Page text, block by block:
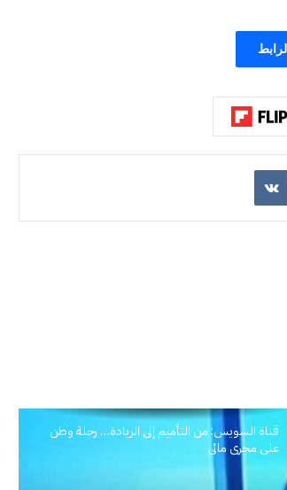
‏VKontakte
قناة السويس: من التأميم إلى الريادة… رحلة وطن
على مجرى مائي